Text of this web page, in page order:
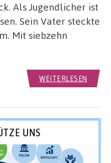
Als Jugendlicher ist
Sein Vater steckte
Mit siebzehn
WEITERLESEN
UNS